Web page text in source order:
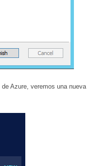
Azure, veremos una nueva